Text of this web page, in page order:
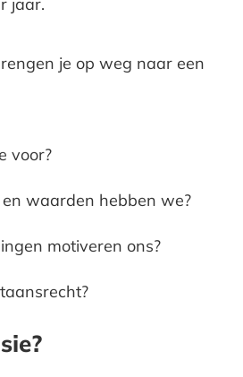
je op weg naar een
voor?
waarden hebben we?
motiveren ons?